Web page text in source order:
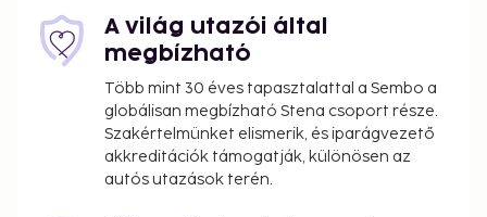
A világ utazói által
megbízható
Több mint 30 éves tapasztalattal a Sembo a
globálisan megbízható Stena csoport része.
Szakértelmünket elismerik, és iparágvezető
akkreditációk támogatják, különösen az
autós utazások terén.